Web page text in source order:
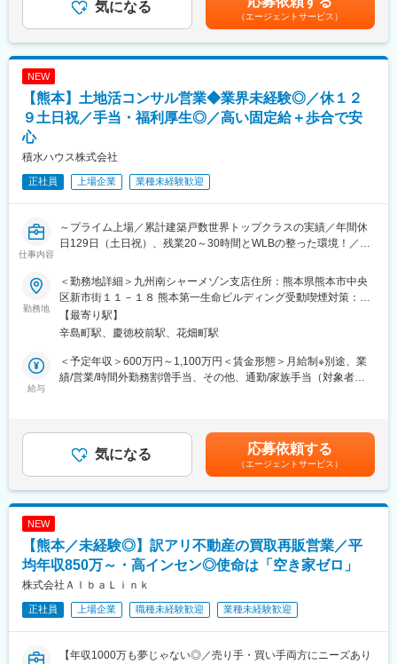
は言葉にできないほどの喜びがあります！
スケールが大きく、裁量もあり入社年月関係なく工夫をすれば実
開発・生産・販売を行っています。島々を結ぶ橋梁や高速道路・
主要道路の橋、農業用水路用のU型製品をはじめ、道路端の擁壁
ート構造物を手掛けています。
変更の範囲：会社の定める業務
・工場内での当社の塗装作業員は約60名ほどとなっており、各区
す。
社員は所長を筆頭に社員5名（30～60代）在籍しております。
皆で協力して、世界でも有数の巨大船を造り上げることができま
す。貴重な環境で、仲間とともに達成感を感じ、専門スキルを身
変更の範囲：本文参照
4,000円）■賞与：あり（前年度実績 年合計2ヶ月分）■給与締め
毎月20日月末払い賃金はあくまでも目安の金額であり、選考を通
じて上下する可能性があります。月給(月額)は固定手当を含めた表
記です。
気になる
（エージェントサービス）
NEW
【熊本】土地活コンサル営業◆業界未経験◎／休１２
９土日祝／手当・福利厚生◎／高い固定給＋歩合で安
心
積水ハウス株式会社
正社員 上場企業 業種未経験歓迎
仕事内容
～プライム上場／累計建築戸数世界トップクラスの実績／年間休
日129日（土日祝）、残業20～30時間とWLBの整った環境！／充
積極実施／業界のリーディングカンパニー／宅建保有者歓迎～
■業務内容
住宅業界のリーディングカンパニーとして累計建築戸数世界トッ
プクラスを誇る当社にて、賃貸住宅を主に、お客様に合わせて
様々な土地活用を提案する不動産経営コンサルタントをお任せし
ます。
貸住宅だけでなく医療・介護・福祉関連施設や保育所など、様々
な物件からお客様のニーズに合わせた最適な土地活用を提案頂き
ます。経営にも地域活性にも繋がる適切なご提案を実施していま
・引合活動(お客様探し)：訪問営業(エリアワークや電話営業等)、
ルート営業(不動産会社や金融機関等)を行い新規開拓いただきま
す。
の調査、事業収支計画の作成
勤務地
＜勤務地詳細＞九州南シャーメゾン支店住所：熊本県熊本市中央
区新市街１１－１８ 熊本第一生命ビルディング受動喫煙対策：屋
内全面禁煙変更の範囲：会社の定める事業所（国内外、グループ
会社も含む）および「テレワーク規則」に規定する在宅勤務の就
【最寄り駅】
辛島町駅、慶徳校前駅、花畑町駅
給与
＜予定年収＞600万円～1,100万円＜賃金形態＞月給制※別途、業
績/営業/時間外勤務割増手当、その他、通勤/家族手当（対象者の
経験・専門性に応じて優遇等がございます。■賞与／年2回（9
月、3月、別途決算賞与あり）前期実績6.14ヶ月／年■昇給／年1
回（4月）■モデル年収33歳：1000万円（賞与：202万円、営業系
業績手当：313.6万円)※家族手当、営業手当含む賃金はあくまでも
目安の金額であり、選考を通じて上下する可能性があります。月
気になる 応募依頼する
（エージェントサービス）
NEW
【熊本／未経験◎】訳アリ不動産の買取再販営業／平
均年収850万～・高インセン◎使命は「空き家ゼロ」
株式会社ＡｌｂａＬｉｎｋ
正社員 上場企業 職種未経験歓迎 業種未経験歓迎
【年収1000万も夢じゃない◎／売り手・買い手両方にニーズあり